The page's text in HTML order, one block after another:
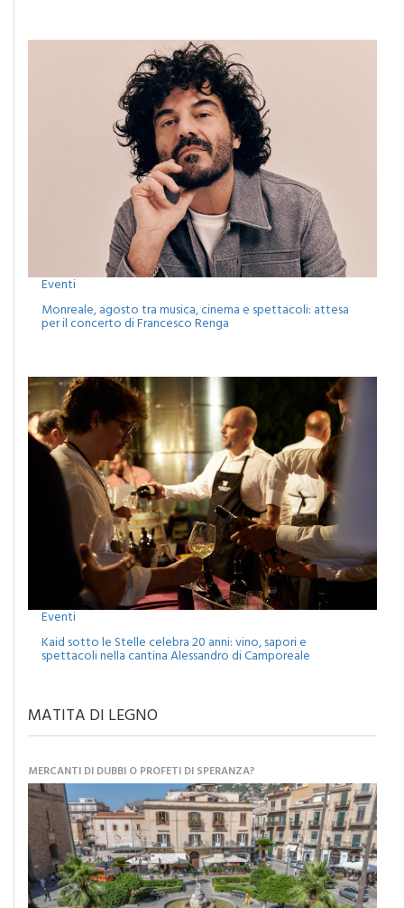
Monreale, agosto tra musica, cinema e spettacoli: attesa
per il concerto di Francesco Renga
Kaid sotto le Stelle celebra 20 anni: vino, sapori e
spettacoli nella cantina Alessandro di Camporeale